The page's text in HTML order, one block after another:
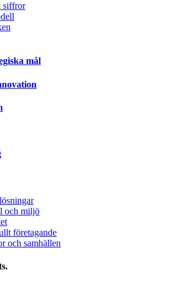
siffror
mål
och miljö
företagande
och samhällen